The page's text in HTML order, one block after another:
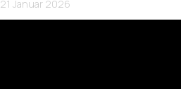
21 Januar 2026